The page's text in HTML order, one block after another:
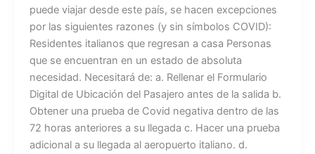
puede viajar desde este país, se hacen excepciones
por las siguientes razones (y sin símbolos COVID):
Residentes italianos que regresan a casa Personas
que se encuentran en un estado de absoluta
necesidad. Necesitará de: a. Rellenar el Formulario
Digital de Ubicación del Pasajero antes de la salida b.
Obtener una prueba de Covid negativa dentro de las
72 horas anteriores a su llegada c. Hacer una prueba
adicional a su llegada al aeropuerto italiano. d.